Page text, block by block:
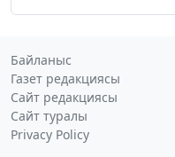
Байланыс
Газет редакциясы
Сайт редакциясы
Сайт туралы
Privacy Policy